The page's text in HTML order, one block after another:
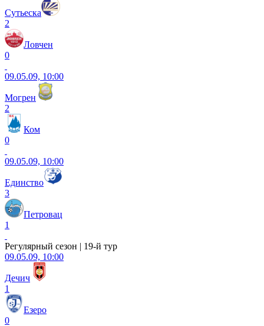
Сутьеска
2
Ловчен
0
09.05.09, 10:00
Могрен
2
Ком
0
09.05.09, 10:00
Единство
3
Петровац
1
Регулярный сезон | 19-й тур
09.05.09, 10:00
Дечич
1
Езеро
0